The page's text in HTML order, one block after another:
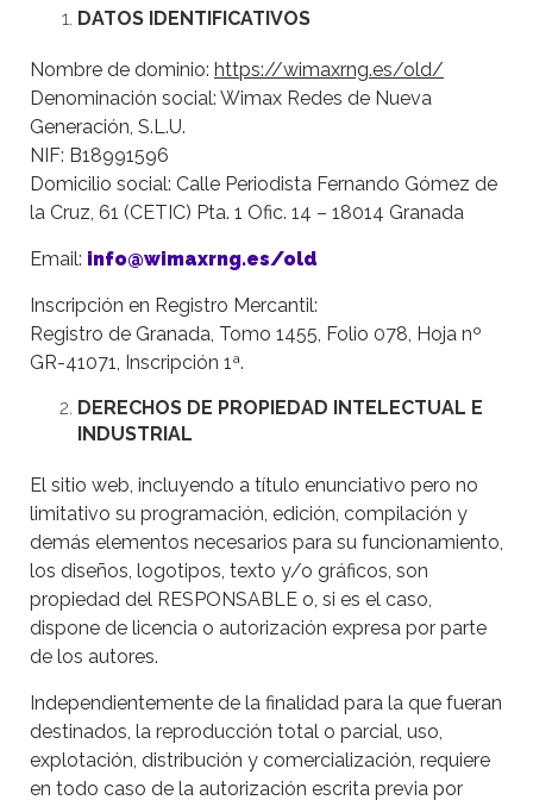
DATOS IDENTIFICATIVOS
Nombre de dominio: https://wimaxrng.es/old/
Denominación social: Wimax Redes de Nueva
Generación, S.L.U.
NIF: B18991596
Domicilio social: Calle Periodista Fernando Gómez de
la Cruz, 61 (CETIC) Pta. 1 Ofic. 14 – 18014 Granada
Email: info@wimaxrng.es/old
Inscripción en Registro Mercantil:
Registro de Granada, Tomo 1455, Folio 078, Hoja nº
GR-41071, Inscripción 1ª.
DERECHOS DE PROPIEDAD INTELECTUAL E
INDUSTRIAL
El sitio web, incluyendo a título enunciativo pero no
limitativo su programación, edición, compilación y
demás elementos necesarios para su funcionamiento,
los diseños, logotipos, texto y/o gráficos, son
propiedad del RESPONSABLE o, si es el caso,
dispone de licencia o autorización expresa por parte
de los autores.
Independientemente de la finalidad para la que fueran
destinados, la reproducción total o parcial, uso,
explotación, distribución y comercialización, requiere
en todo caso de la autorización escrita previa por